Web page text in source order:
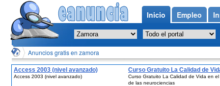
Anuncios gratis en zamora
Access 2003 (nivel avanzado)
Access 2003 (nivel avanzado)
Curso Gratuito La Calidad de
marco de las neurociencias
Curso Gratuito La Calidad de Vida en el
de las neurociencias
Inicio Empleo